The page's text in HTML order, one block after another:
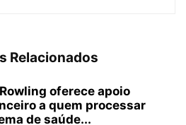
Relacionados
oferece apoio
a quem processar
de saúde...